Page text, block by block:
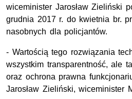
wiceminister Jarosław Zieliński
grudnia 2017 r. do kwietnia br.
nasobnych dla policjantów.
- Wartością tego rozwiązania
wszystkim transparentność, ale
oraz ochrona prawna
Jarosław Zieliński, wiceminister